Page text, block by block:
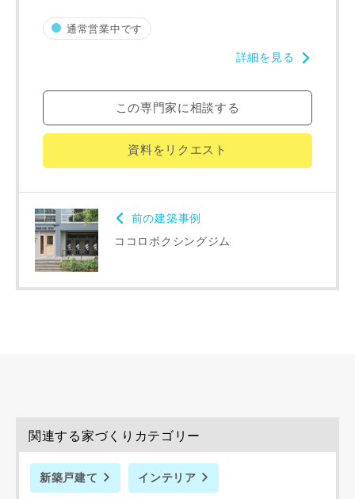
通常営業中です
詳細を見る
この専門家に相談する
資料をリクエスト
前の建築事例
ココロボクシングジム
関連する家づくりカテゴリー
新築戸建て インテリア
希望の予算
万円〜 万円
当社は，当社のプライバシーポリシー
当社はお客様からいただいた個人情報を，お客様が指定され
た専門家へ提供すること、または当社サービスのご案内のた
専門家の都合により、資料の送付が遅くなったり、送付でき
閉じる